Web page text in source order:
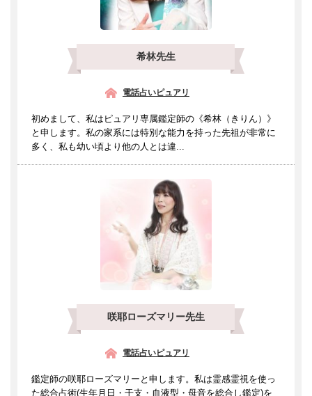
希林先生
電話占いピュアリ
初めまして、私はピュアリ専属鑑定師の《希林（きりん）》
と申します。私の家系には特別な能力を持った先祖が非常に
多く、私も幼い頃より他の人とは違...
咲耶ローズマリー先生
電話占いピュアリ
鑑定師の咲耶ローズマリーと申します。私は霊感霊視を使っ
た総合占術(生年月日・干支・血液型・母音を総合し鑑定)を